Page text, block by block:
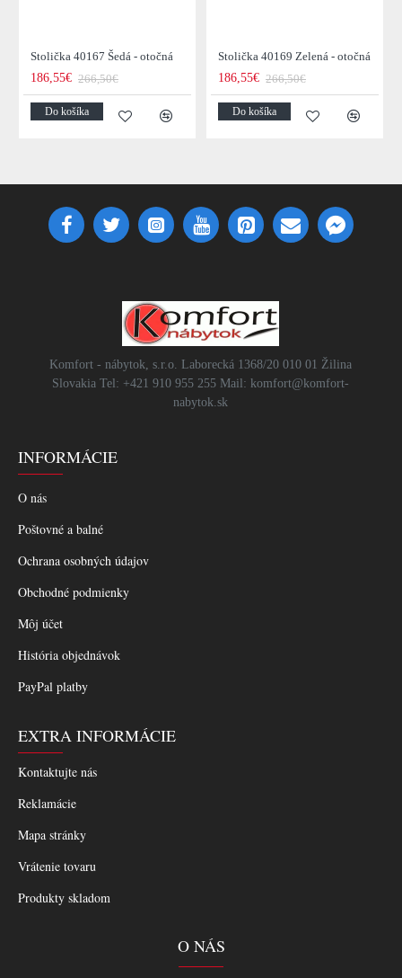
Stolička 40167 Šedá - otočná
186,55€ 266,50€
Do košíka
Stolička 40169 Zelená - otočná
186,55€ 266,50€
Do košíka
Komfort - nábytok, s.r.o. Laborecká 1368/20 010 01 Žilina
Slovakia Tel: +421 910 955 255 Mail: komfort@komfort-
nabytok.sk
INFORMÁCIE
O nás
Poštovné a balné
Ochrana osobných údajov
Obchodné podmienky
Môj účet
História objednávok
PayPal platby
EXTRA INFORMÁCIE
Kontaktujte nás
Reklamácie
Mapa stránky
Vrátenie tovaru
Produkty skladom
O NÁS